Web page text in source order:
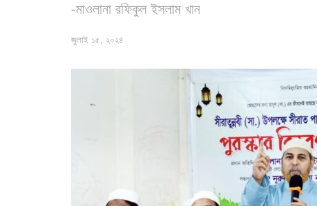
-মাওলানা রফিকুল ইসলাম খান
জুলাই ১৫, ২০২৪